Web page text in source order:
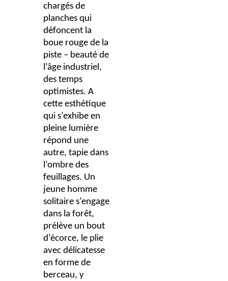
chargés de
planches qui
défoncent la
boue rouge de la
piste – beauté de
l’âge industriel,
des temps
optimistes. A
cette esthétique
qui s’exhibe en
pleine lumière
répond une
autre, tapie dans
l’ombre des
feuillages. Un
jeune homme
solitaire s’engage
dans la forêt,
prélève un bout
d’écorce, le plie
avec délicatesse
en forme de
berceau, y